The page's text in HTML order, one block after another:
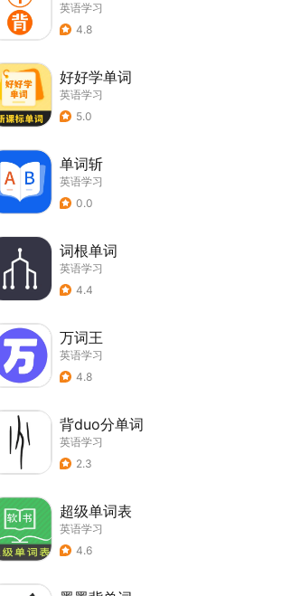
英语学习
4.8
好好学单词
英语学习
5.0
单词斩
英语学习
0.0
词根单词
英语学习
4.4
万词王
英语学习
4.8
背duo分单词
英语学习
2.3
超级单词表
英语学习
4.6